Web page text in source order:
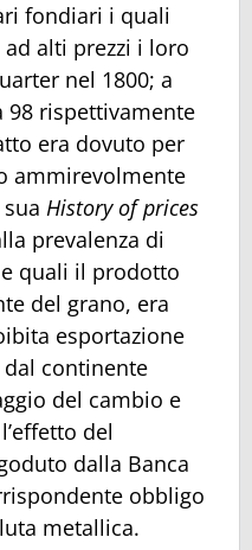
fondiari i quali
alti prezzi i loro
nel 1800; a
98 rispettivamente
era dovuto per
ammirevolmente
History of prices
prevalenza di
quali il prodotto
del grano, era
esportazione
continente
del cambio e
del
dalla Banca
obbligo
metallica.